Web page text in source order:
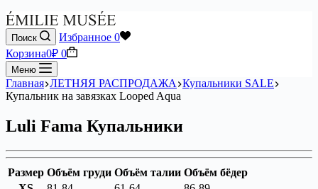
Поиск Избранное 0
Корзина0₽ 0
Меню
Главная ЛЕТНЯЯ РАСПРОДАЖА Купальники SALE
Купальник на завязках Looped Aqua
Luli Fama Купальники
Размер Объём груди Объём талии Объём бёдер